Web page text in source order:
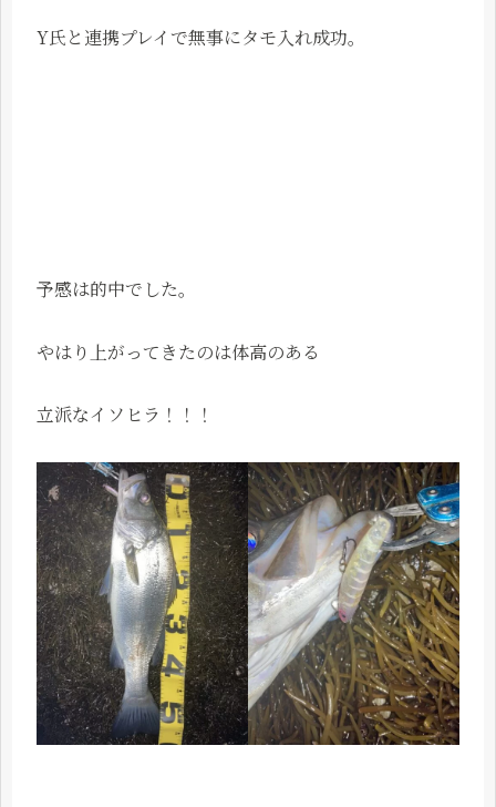
Y氏と連携プレイで無事にタモ入れ成功。
予感は的中でした。
やはり上がってきたのは体高のある
立派なイソヒラ！！！